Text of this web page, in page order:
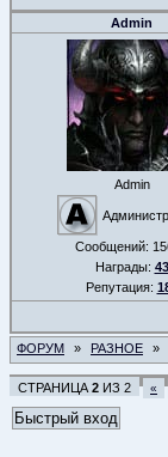
Admin
Admin
Сообщений:
Награды: 43
Репутация:
ФОРУМ » РАЗНОЕ »
СТРАНИЦА 2 ИЗ 2 «